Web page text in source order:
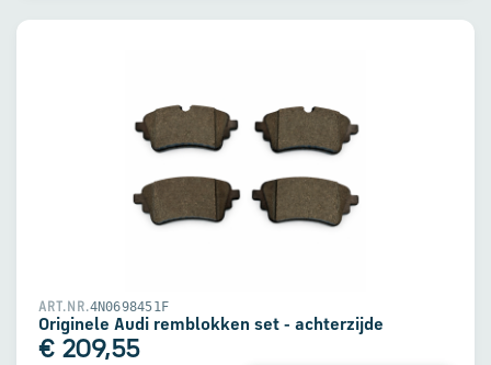
ART.NR.4N0698451F
Originele Audi remblokken set - achterzijde
€ 209,55